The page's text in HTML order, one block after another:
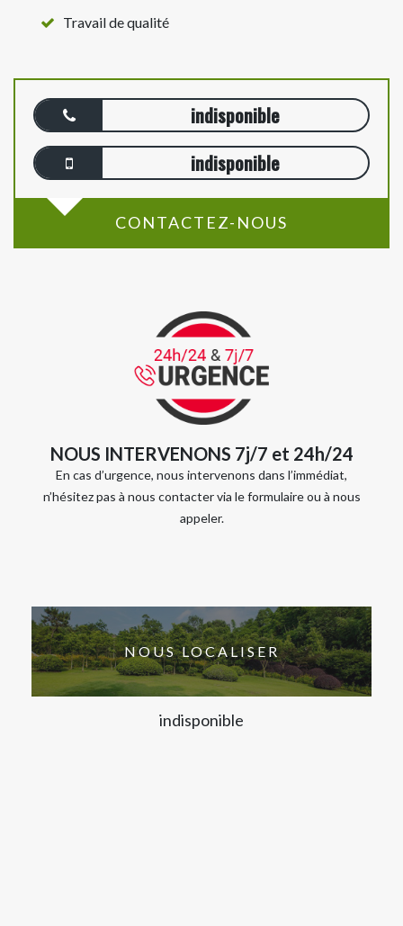
Travail de qualité
indisponible
indisponible
CONTACTEZ-NOUS
NOUS INTERVENONS 7j/7 et 24h/24
En cas d’urgence, nous intervenons dans l’immédiat,
n’hésitez pas à nous contacter via le formulaire ou à nous
appeler.
NOUS LOCALISER
indisponible